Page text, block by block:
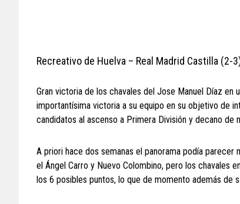
Recreativo de Huelva – Real Madrid Castilla (2-
Gran victoria de los chavales del Jose Manuel Díaz
importantísima victoria a su equipo en su objetivo de
candidatos al ascenso a Primera División y decano de
A priori hace dos semanas el panorama podía
el Ángel Carro y Nuevo Colombino, pero los chavales
los 6 posibles puntos, lo que de momento además de